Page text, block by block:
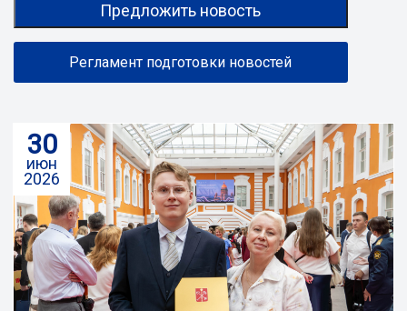
30
июн
2026
Предложить новость
Регламент подготовки новостей